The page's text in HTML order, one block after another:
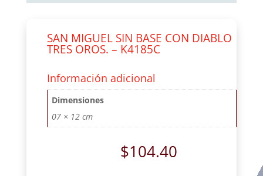
SAN MIGUEL SIN BASE CON DIABLO
TRES OROS. – K4185C
Información adicional
Dimensiones
07 × 12 cm
$104.40